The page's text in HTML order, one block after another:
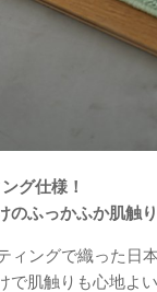
グ仕様！
のふっかふか肌触り
ィングで織った日
で肌触りも心地よ